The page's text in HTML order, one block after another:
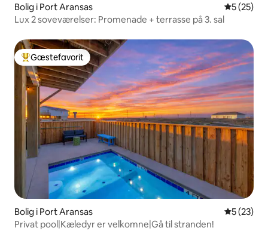
Bolig i Port Aransas 5 ud af 5 i
5 (25)
Lux 2 soveværelser: Promenade + terrasse på 3. sal
Bedste gæstefavorit
Gæstefavorit
Bolig i Port Aransas 5 ud af 5 i
5 (23)
Privat pool|Kæledyr er velkomne|Gå til stranden!